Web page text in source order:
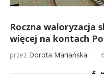
Roczna waloryzacja
więcej na kontach
przez Dorota Mariańska